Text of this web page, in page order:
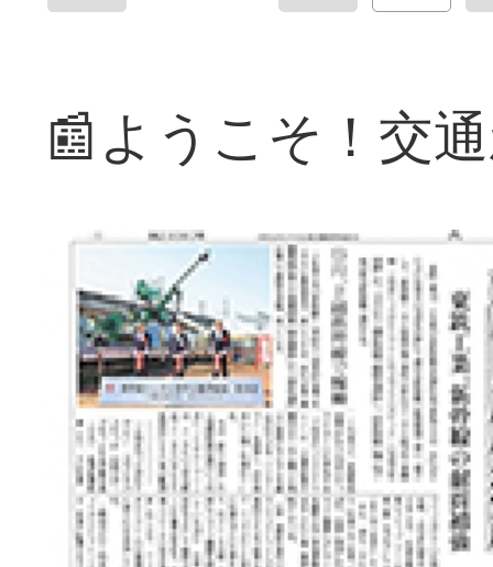
📰ようこそ！交